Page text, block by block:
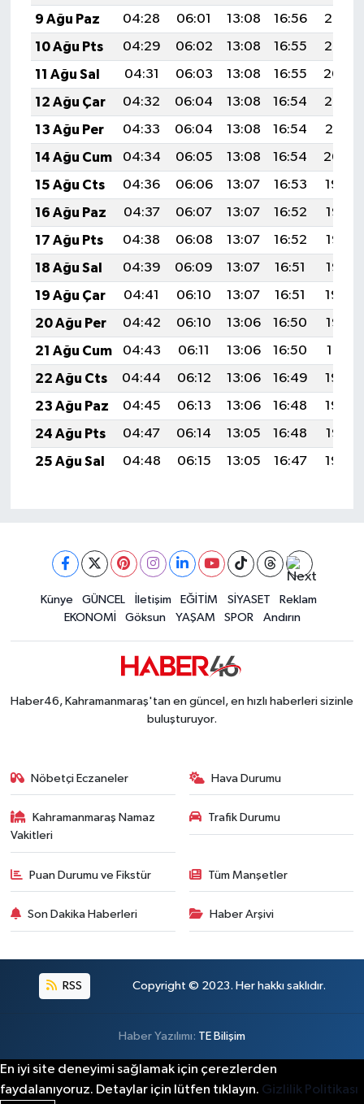
9 Ağu Paz
04:28 06:01 13:08 16:56
20:06
10 Ağu Pts
04:29 06:02 13:08 16:55
20:05
11 Ağu Sal
04:31 06:03 13:08 16:55
20:04
12 Ağu Çar
04:32 06:04 13:08 16:54
20:02
13 Ağu Per
04:33 06:04 13:08 16:54
20:01
14 Ağu Cum
04:34 06:05 13:08 16:54
20:00
15 Ağu Cts
04:36 06:06 13:07 16:53
19:59
16 Ağu Paz
04:37 06:07 13:07 16:52
19:58
17 Ağu Pts
04:38 06:08 13:07 16:52
19:56
18 Ağu Sal
04:39 06:09 13:07 16:51
19:55
19 Ağu Çar
04:41 06:10 13:07 16:51
19:54
20 Ağu Per
04:42 06:10 13:06 16:50
19:52
21 Ağu Cum
04:43 06:11 13:06 16:50
19:51
22 Ağu Cts
04:44 06:12 13:06 16:49
19:50
23 Ağu Paz
04:45 06:13 13:06 16:48
19:48
24 Ağu Pts
04:47 06:14 13:05 16:48
19:47
25 Ağu Sal
04:48 06:15 13:05 16:47 19:45
Künye GÜNCEL İletişim EĞİTİM SİYASET
Reklam
EKONOMİ
Göksun YAŞAM SPOR Andırın
Haber46, Kahramanmaraş'tan en güncel, en hızlı haberleri sizinle
buluşturuyor.
Nöbetçi Eczaneler Hava Durumu
Kahramanmaraş Namaz
Vakitleri
Trafik Durumu
Puan Durumu ve Fikstür Tüm Manşetler
Son Dakika Haberleri Haber Arşivi
RSS Copyright © 2023. Her hakkı saklıdır.
Haber Yazılımı: TE Bilişim
En iyi site deneyimi sağlamak için çerezlerden
faydalanıyoruz. Detaylar için lütfen tıklayın. Gizlilik Politikası
BİLİM TEKNOLOJİ
ASAYİŞ
SEÇİM 2015
ÇEVRE
BİLİM VE TEKNOLOJİ
YARIŞMALAR
TANITIM
HABERDE İNSAN